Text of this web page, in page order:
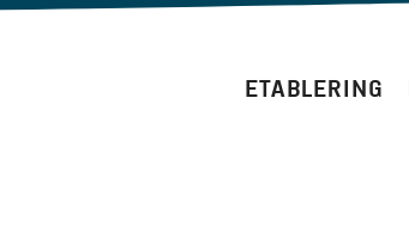
ETABLERING